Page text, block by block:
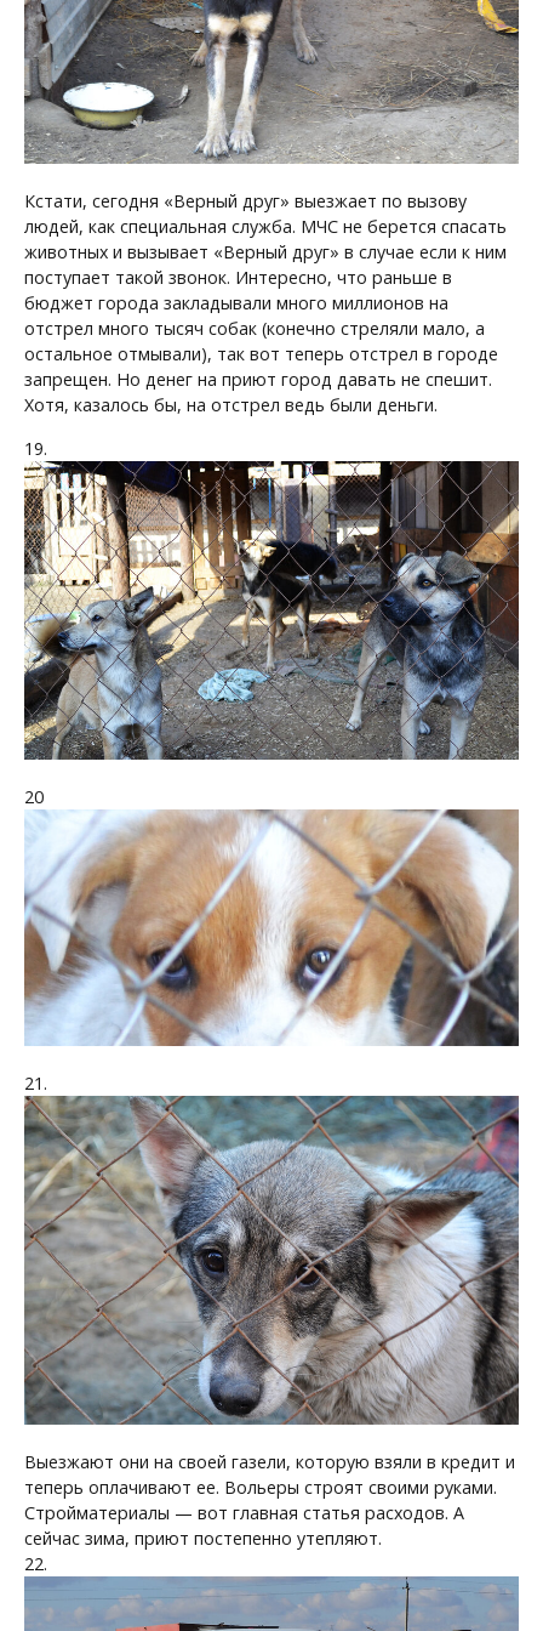
Кстати, сегодня «Верный друг» выезжает по вызову
людей, как специальная служба. МЧС не берется спасать
животных и вызывает «Верный друг» в случае если к ним
поступает такой звонок. Интересно, что раньше в
бюджет города закладывали много миллионов на
отстрел много тысяч собак (конечно стреляли мало, а
остальное отмывали), так вот теперь отстрел в городе
запрещен. Но денег на приют город давать не спешит.
Хотя, казалось бы, на отстрел ведь были деньги.
19.
20
21.
Выезжают они на своей газели, которую взяли в кредит и
теперь оплачивают ее. Вольеры строят своими руками.
Стройматериалы — вот главная статья расходов. А
сейчас зима, приют постепенно утепляют.
22.